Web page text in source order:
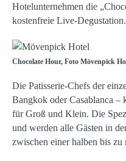
Hotelunternehmen die
kostenfreie Live-Degustation.
Chocolate Hour, Foto Mövenpick
Die Patisserie-Chefs der
Bangkok oder Casablanca –
für Groß und Klein. Die
und werden alle Gästen in
zwischen einer halben bis zu